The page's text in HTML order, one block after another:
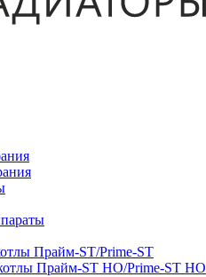
Прайм-ST/Prime-ST
Прайм-ST HO/Prime-ST HO